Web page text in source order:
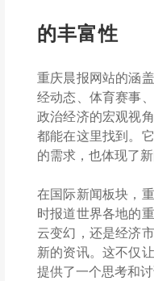
的丰富性
重庆晨报网站的涵
经动态、体育赛事
政治经济的宏观视
都能在这里找到。
的需求，也体现了
在国际新闻板块，
时报道世界各地的
云变幻，还是经济
新的资讯。这不仅
提供了一个思考和讨